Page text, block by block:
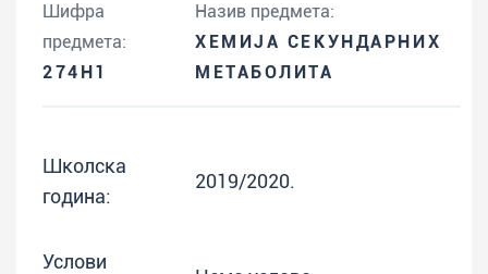
Шифра
предмета:
274H1
Назив предмета:
ХЕМИЈА СЕКУНДАРНИХ
МЕТАБОЛИТА
Школска
година:
2019/2020.
Услови